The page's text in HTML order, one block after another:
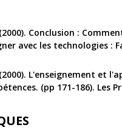
Conclusion :
avec les technologies :
L'enseignement et
(pp 171-186). Les